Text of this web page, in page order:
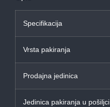
Specifikacija
Vrsta pakiranja
Prodajna jedinica
Jedinica pakiranja u pošiljci